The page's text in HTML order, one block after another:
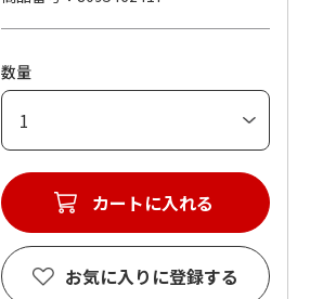
数量
カートに入れる
お気に入りに登録する